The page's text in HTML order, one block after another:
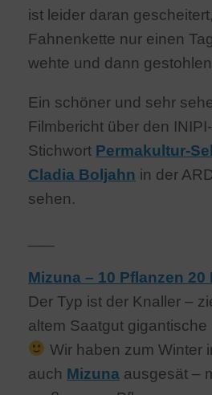
ist leider daran
Fahnenkette nur einen
wehte und dann
Ein schöner und sehr
Filmbericht über den
Stichwort Permakultur-
Cladia Boljahn in der
sehen.
Mizuna – 10 Pflanzen 20
Der Typ ist der Knaller –
altem Saatgut
Wir haben zum Winter
auch Mizuna ausgesät –